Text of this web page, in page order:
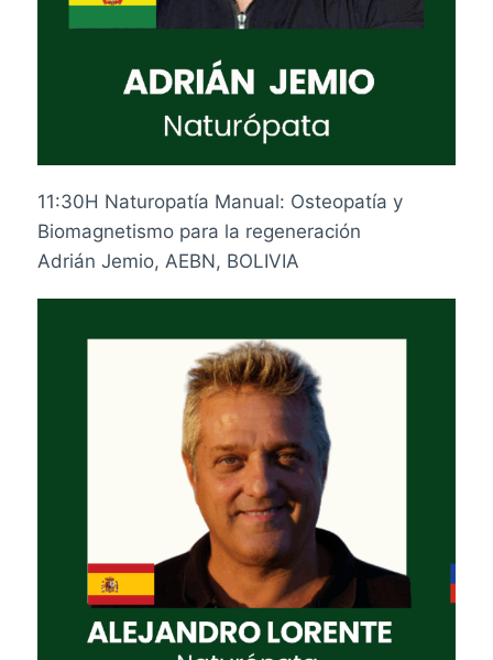
11:30H Naturopatía Manual: Osteopatía y
Biomagnetismo para la regeneración
Adrián Jemio, AEBN, BOLIVIA